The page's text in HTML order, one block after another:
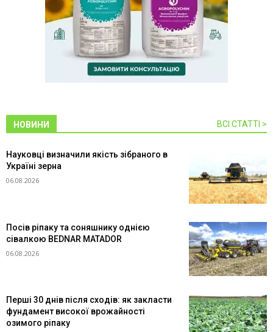
НОВИНИ ВСІ СТАТТІ >
Науковці визначили якість зібраного в
Україні зерна
06.08.2026
Посів ріпаку та соняшнику однією
сівалкою BEDNAR MATADOR
06.08.2026
Перші 30 днів після сходів: як закласти
фундамент високої врожайності
озимого ріпаку